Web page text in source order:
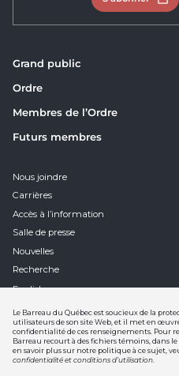
Le Barreau du Québec est soucieux de la
utilisateurs de son site Web, et il met en
confidentialité de ces renseignements. Pour
Barreau recourt à des fichiers témoins, dans le
en savoir plus sur notre politique à ce sujet,
confidentialité et conditions d’utilisation
Grand public
Ordre
Membres de l’Ordre
Futurs membres
Nous joindre
Carrières
Accès à l’information
Salle de presse
Nouvelles
Recherche
English
Déclaration de
conditions